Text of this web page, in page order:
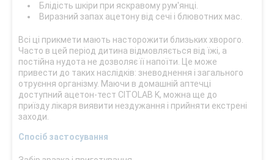
Блідість шкіри при яскравому рум'янці.
Виразний запах ацетону від сечі і блювотних мас.
Всі ці прикмети мають насторожити близьких хворого.
Часто в цей період дитина відмовляється від їжі, а
постійна нудота не дозволяє її напоїти. Це може
привести до таких наслідків: зневоднення і загального
отруєння організму. Маючи в домашній аптечці
доступний ацетон-тест CITOLAB K, можна ще до
приїзду лікаря виявити нездужання і прийняти екстрені
заходи.
Спосіб застосування